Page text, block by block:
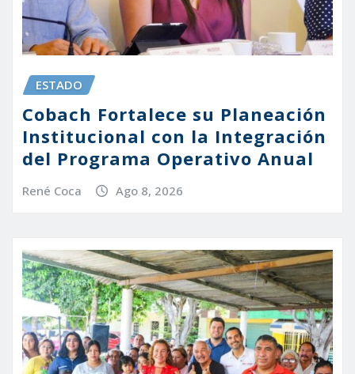
ESTADO
Cobach Fortalece su Planeación
Institucional con la Integración
del Programa Operativo Anual
René Coca Ago 8, 2026